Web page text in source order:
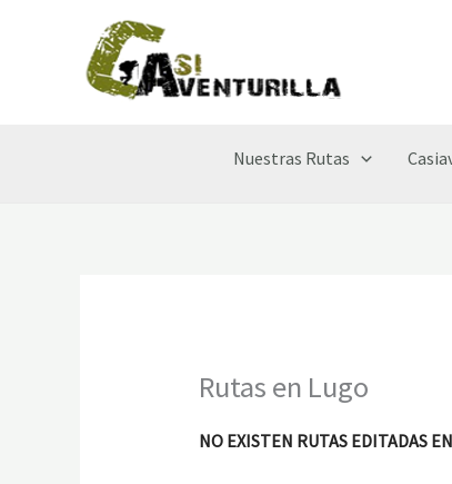
Nuestras Rutas
Rutas en Lugo
NO EXISTEN RUTAS EDITADAS